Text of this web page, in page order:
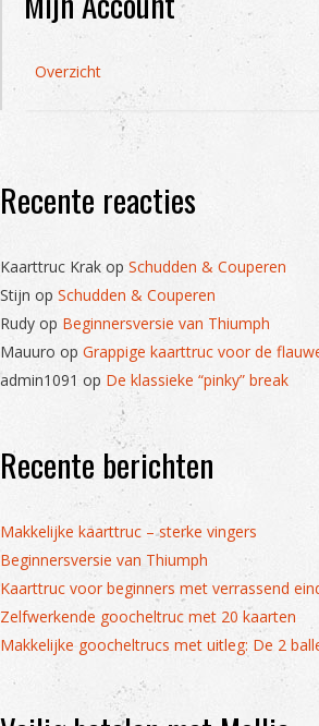
Overzicht
Recente reacties
Kaarttruc Krak op Schudden & Couperen
Stijn op Schudden & Couperen
Rudy op Beginnersversie van Thiumph
Mauuro op Grappige kaarttruc voor de
admin1091 op De klassieke “pinky” break
Recente berichten
Makkelijke kaarttruc – sterke vingers
Beginnersversie van Thiumph
Kaarttruc voor beginners met verrassend
Zelfwerkende goocheltruc met 20 kaarten
Makkelijke goocheltrucs met uitleg: De 2